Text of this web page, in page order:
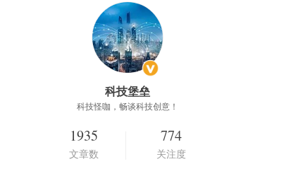
科技堡垒
科技怪咖，畅谈科技创意！
1935
文章数
774
关注度